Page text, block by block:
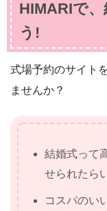
HIMARIで
う!
式場予約のサイト
ませんか？
結婚式って
せられたら
コスパのい